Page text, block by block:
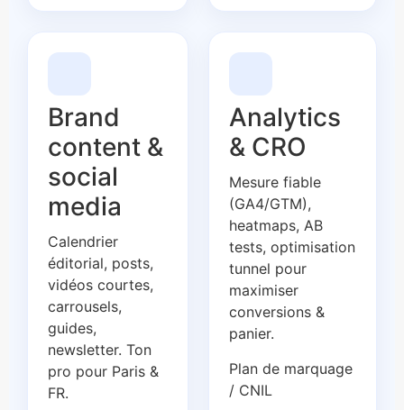
Brand
content &
social
media
Calendrier
éditorial, posts,
vidéos courtes,
carrousels,
guides,
newsletter. Ton
pro pour Paris &
FR.
Analytics
& CRO
Mesure fiable
(GA4/GTM),
heatmaps, AB
tests, optimisation
tunnel pour
maximiser
conversions &
panier.
Plan de marquage
/ CNIL